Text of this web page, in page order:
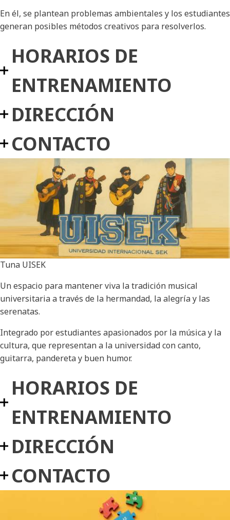
En él, se plantean problemas ambientales y los estudiantes
generan posibles métodos creativos para resolverlos.
HORARIOS DE
ENTRENAMIENTO
DIRECCIÓN
CONTACTO
Tuna UISEK
Un espacio para mantener viva la tradición musical
universitaria a través de la hermandad, la alegría y las
serenatas.
Integrado por estudiantes apasionados por la música y la
cultura, que representan a la universidad con canto,
guitarra, pandereta y buen humor.
HORARIOS DE
ENTRENAMIENTO
DIRECCIÓN
CONTACTO